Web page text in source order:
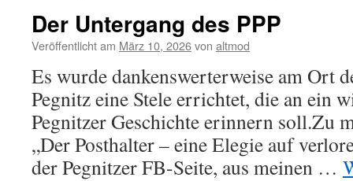
Der Untergang des PPP
Veröffentlicht am März 10, 2026von altmod
Es wurde dankenswerterweise am Ort
Pegnitz eine Stele errichtet, die an ein
Pegnitzer Geschichte erinnern soll.Zu
„Der Posthalter – eine Elegie auf
der Pegnitzer FB-Seite, aus meinen …